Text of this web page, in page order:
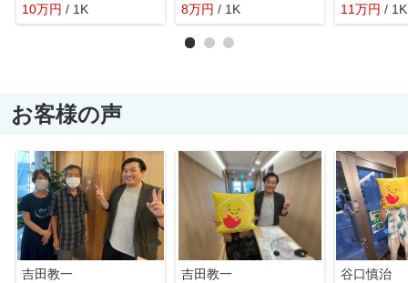
10万円 / 1K
8万円 / 1K
11万円 / 1K
お客様の声
吉田教一 吉田教一 谷口慎治